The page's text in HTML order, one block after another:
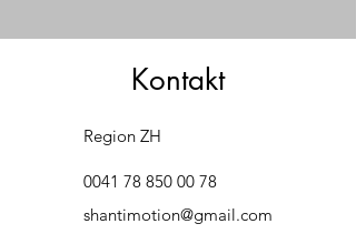
Kontakt
Region ZH
0041 78 850 00 78
shantimotion@gmail.com